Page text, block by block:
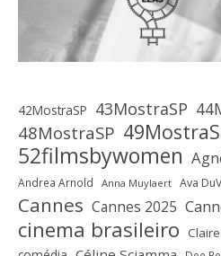
42MostraSP 43MostraSP
48MostraSP
52filmsbywomen
Andrea Arnold Anna Muylaert Ava
Cannes Cannes 2025
cinema brasileiro